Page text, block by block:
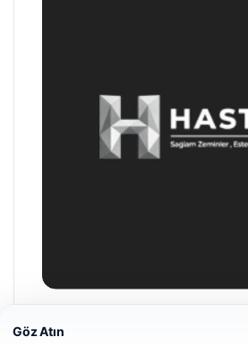
Prenses Night Club
Göz Atın